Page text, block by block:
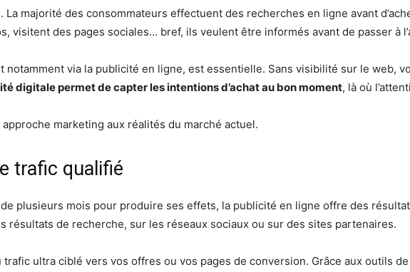
La majorité des consommateurs effectuent des recherches en ligne avant
visitent des pages sociales… bref, ils veulent être informés avant de passer à
via la publicité en ligne, est essentielle. Sans visibilité sur le web,
digitale permet de capter les intentions d’achat au bon moment, là où
marketing aux réalités du marché actuel.
trafic qualifié
plusieurs mois pour produire ses effets, la publicité en ligne offre des
résultats de recherche, sur les réseaux sociaux ou sur des sites partenaires.
trafic ultra ciblé vers vos offres ou vos pages de conversion. Grâce aux outils